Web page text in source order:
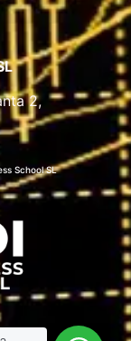
2,
School SL